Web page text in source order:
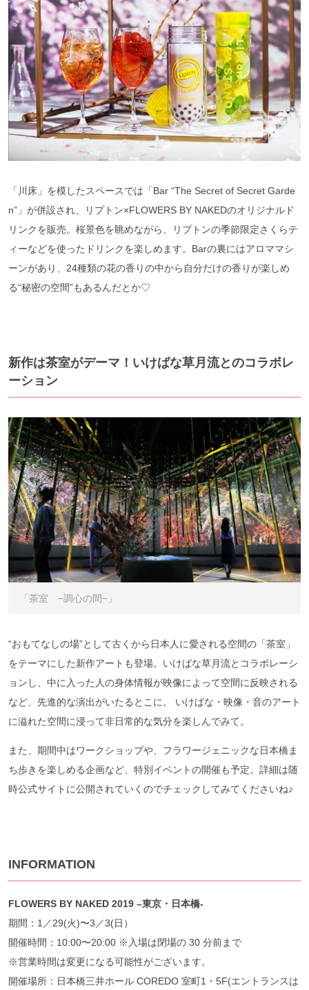
「川床」を模したスペースでは「Bar “The Secret of Secret Garde
n”」が併設され、リプトン×FLOWERS BY NAKEDのオリジナルド
リンクを販売。桜景色を眺めながら、リプトンの季節限定さくらテ
ィーなどを使ったドリンクを楽しめます。Barの裏にはアロママシ
ーンがあり、24種類の花の香りの中から自分だけの香りが楽しめ
る“秘密の空間”もあるんだとか♡
新作は茶室がデーマ！いけばな草月流とのコラボレ
ーション
「茶室 −調心の間−」
“おもてなしの場”として古くから日本人に愛される空間の「茶室」
をテーマにした新作アートも登場。いけばな草月流とコラボレーシ
ョンし、中に入った人の身体情報が映像によって空間に反映される
など、先進的な演出がいたるとこに。 いけばな・映像・音のアート
に溢れた空間に浸って非日常的な気分を楽しんでみて。
また、期間中はワークショップや、フラワージェニックな日本橋ま
ち歩きを楽しめる企画など、特別イベントの開催も予定。詳細は随
時公式サイトに公開されていくのでチェックしてみてくださいね♪
INFORMATION
FLOWERS BY NAKED 2019 –東京・日本橋-
期間：1／29(火)〜3／3(日）
開催時間：10:00〜20:00 ※入場は閉場の 30 分前まで
※営業時間は変更になる可能性がございます。
開催場所：日本橋三井ホール COREDO 室町1・5F(エントランスは